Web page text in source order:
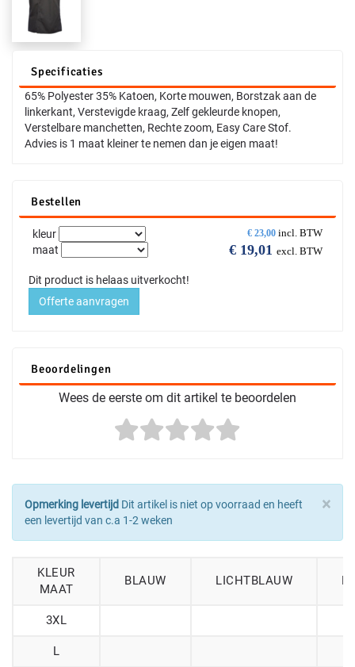
Specificaties
65% Polyester 35% Katoen, Korte mouwen, Borstzak aan de
linkerkant, Verstevigde kraag, Zelf gekleurde knopen,
Verstelbare manchetten, Rechte zoom, Easy Care Stof.
Advies is 1 maat kleiner te nemen dan je eigen maat!
Bestellen
€ 23,00 incl. BTW
€ 19,01 excl. BTW
kleur
maat
Dit product is helaas uitverkocht!
Offerte aanvragen
Beoordelingen
Wees de eerste om dit artikel te beoordelen
×
Opmerking levertijd Dit artikel is niet op voorraad en heeft
een levertijd van c.a 1-2 weken
KLEUR
MAAT
BLAUW LICHTBLAUW
3XL
L